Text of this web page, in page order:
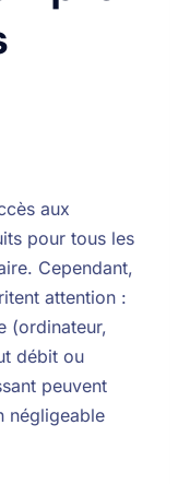
aux
pour tous les
Cependant,
attention :
(ordinateur,
débit ou
peuvent
négligeable